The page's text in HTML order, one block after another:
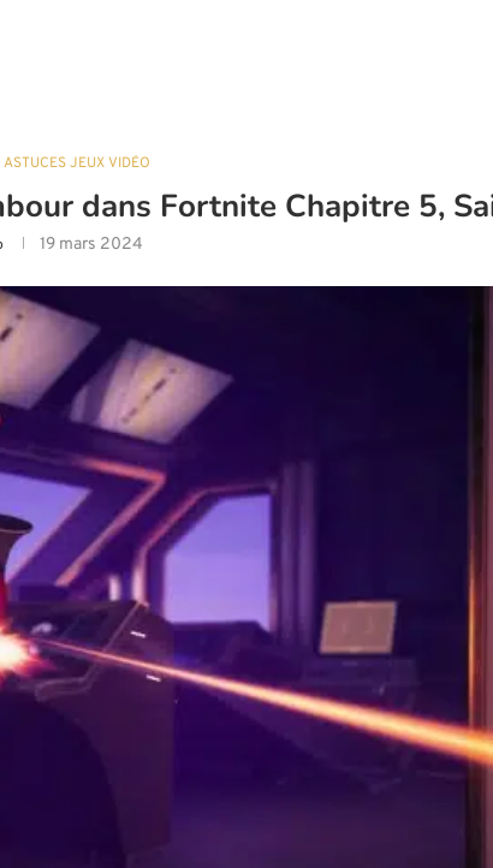
JEUX VIDÉO
dans Fortnite Chapitre 5,
19 mars 2024